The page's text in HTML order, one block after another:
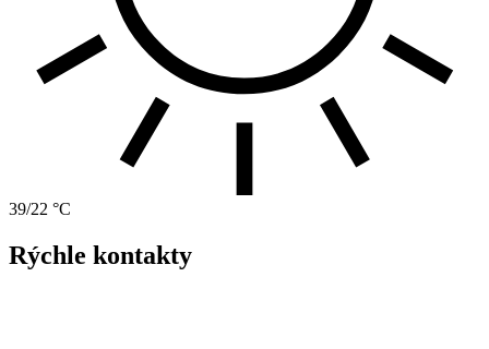
39/22 °C
Rýchle kontakty